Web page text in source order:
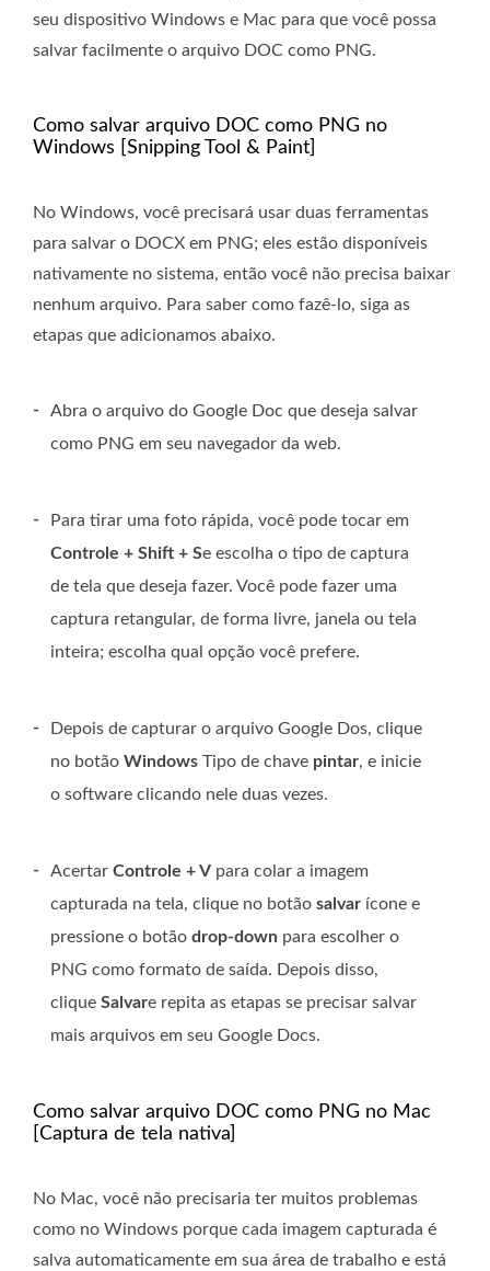
seu dispositivo Windows e Mac para que você possa
salvar facilmente o arquivo DOC como PNG.
Como salvar arquivo DOC como PNG no
Windows [Snipping Tool & Paint]
No Windows, você precisará usar duas ferramentas
para salvar o DOCX em PNG; eles estão disponíveis
nativamente no sistema, então você não precisa baixar
nenhum arquivo. Para saber como fazê-lo, siga as
etapas que adicionamos abaixo.
-
Abra o arquivo do Google Doc que deseja salvar
como PNG em seu navegador da web.
-
Para tirar uma foto rápida, você pode tocar em
Controle + Shift + Se escolha o tipo de captura
de tela que deseja fazer. Você pode fazer uma
captura retangular, de forma livre, janela ou tela
inteira; escolha qual opção você prefere.
-
Depois de capturar o arquivo Google Dos, clique
no botão Windows Tipo de chave pintar, e inicie
o software clicando nele duas vezes.
- Acertar Controle + V para colar a imagem
capturada na tela, clique no botão salvar ícone e
pressione o botão drop-down para escolher o
PNG como formato de saída. Depois disso,
clique Salvare repita as etapas se precisar salvar
mais arquivos em seu Google Docs.
Como salvar arquivo DOC como PNG no Mac
[Captura de tela nativa]
No Mac, você não precisaria ter muitos problemas
como no Windows porque cada imagem capturada é
salva automaticamente em sua área de trabalho e está